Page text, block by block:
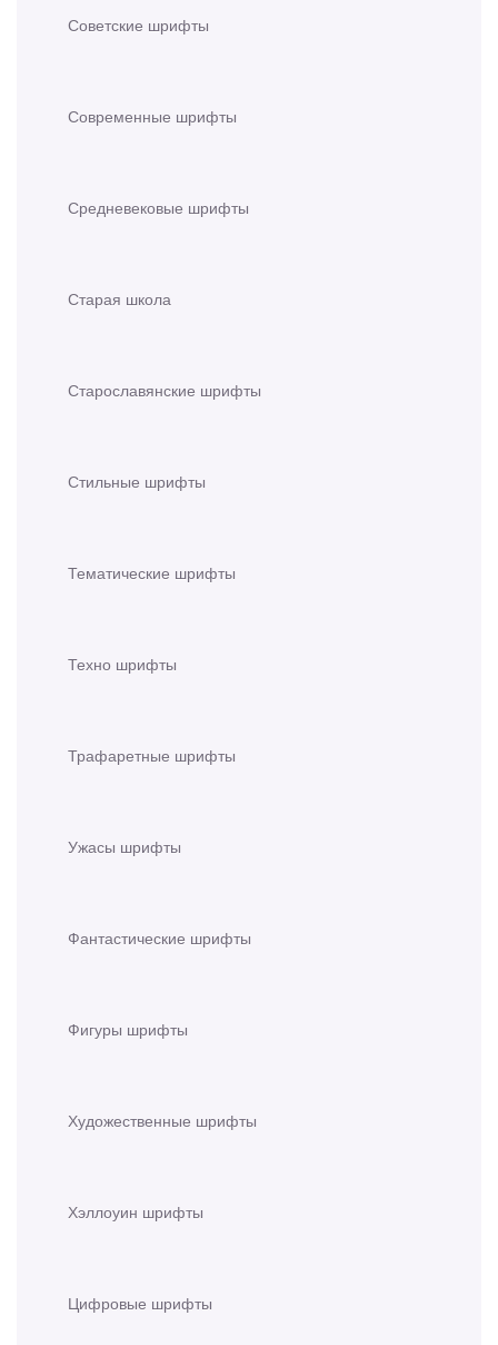
Советские шрифты
Современные шрифты
Средневековые шрифты
Старая школа
Старославянские шрифты
Стильные шрифты
Тематические шрифты
Техно шрифты
Трафаретные шрифты
Ужасы шрифты
Фантастические шрифты
Фигуры шрифты
Художественные шрифты
Хэллоуин шрифты
Цифровые шрифты